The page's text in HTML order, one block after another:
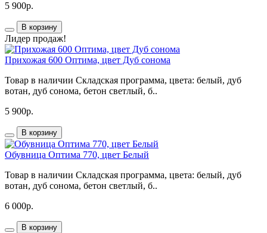
5 900р.
В корзину
Лидер продаж!
Прихожая 600 Оптима, цвет Дуб сонома
Товар в наличии Складская программа, цвета: белый, дуб
вотан, дуб сонома, бетон светлый, б..
5 900р.
В корзину
Обувница Оптима 770, цвет Белый
Товар в наличии Складская программа, цвета: белый, дуб
вотан, дуб сонома, бетон светлый, б..
6 000р.
В корзину